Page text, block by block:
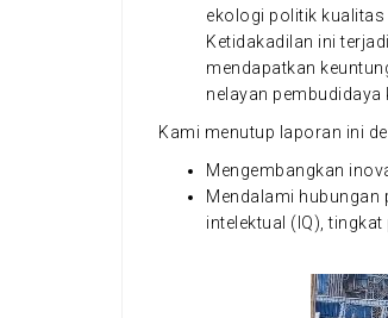
ekologi politik
Ketidakadilan ini
mendapatkan
nelayan pembudidaya
Kami menutup laporan ini
Mengembangkan
Mendalami hubungan
intelektual (IQ),